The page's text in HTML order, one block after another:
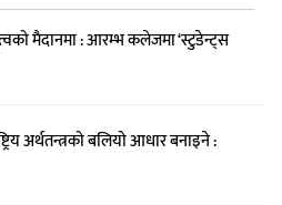
मैदानमा : आरम्भ कलेजमा ‘स्टुडेन्ट्स
अर्थतन्त्रको बलियो आधार बनाइने :